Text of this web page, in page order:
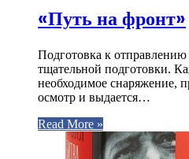
«Путь на фронт»
Подготовка к
тщательной подготовки.
необходимое снаряжение,
осмотр и выдается…
Read More »